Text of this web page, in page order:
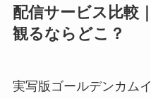
配信サービス比較
観るならどこ？
実写版ゴールデンカム